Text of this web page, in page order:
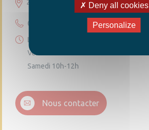
23 grande rue 49220 Chambellay
02 41 95 10 54
Lundi 14h30-18h
Vendredi 14h30-18h
Samedi 10h-12h
Nous contacter
Deny all cookies
Personalize